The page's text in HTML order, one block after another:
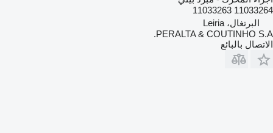
11033264 11033263
البرتغال، Leiria
PERALTA & COUTINHO S.A.
الاتصال بالبائع